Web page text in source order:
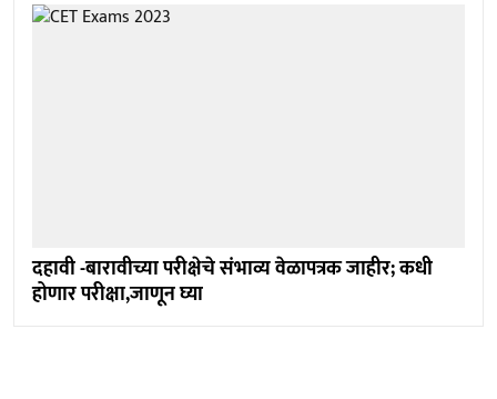
दहावी -बारावीच्या परीक्षेचे संभाव्य वेळापत्रक जाहीर; कधी
होणार परीक्षा,जाणून घ्या